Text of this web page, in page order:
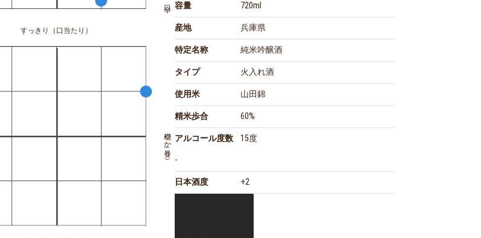
すっきり（口当たり）
穏やか（香り）
容量 720ml
産地 兵庫県
特定名称 純米吟醸酒
タイプ 火入れ酒
使用米 山田錦
精米歩合 60%
アルコール度数 15度
-
日本酒度 +2